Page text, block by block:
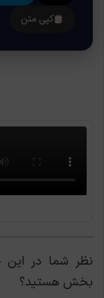
کپی متن
نظر شما در
بخش هستید؟